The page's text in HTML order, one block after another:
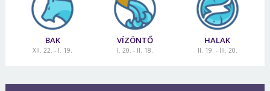
BAK
XII. 22. - I. 19.
VÍZÖNTŐ
I. 20. - II. 18.
HALAK
II. 19. - III. 20.